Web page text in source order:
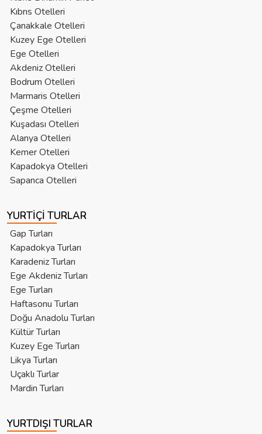
Kıbrıs Otelleri
Çanakkale Otelleri
Kuzey Ege Otelleri
Ege Otelleri
Akdeniz Otelleri
Bodrum Otelleri
Marmaris Otelleri
Çeşme Otelleri
Kuşadası Otelleri
Alanya Otelleri
Kemer Otelleri
Kapadokya Otelleri
Sapanca Otelleri
YURTIÇI TURLAR
Gap Turları
Kapadokya Turları
Karadeniz Turları
Ege Akdeniz Turları
Ege Turları
Haftasonu Turları
Doğu Anadolu Turları
Kültür Turları
Kuzey Ege Turları
Likya Turları
Uçaklı Turlar
Mardin Turları
YURTDIŞI TURLAR